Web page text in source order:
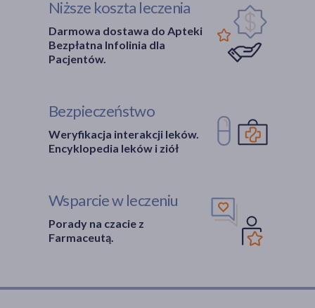
Niższe koszta leczenia
Darmowa dostawa do Apteki
Bezpłatna Infolinia dla
Pacjentów.
Bezpieczeństwo
Weryfikacja interakcji leków.
Encyklopedia leków i ziół
Wsparcie w leczeniu
Porady na czacie z
Farmaceutą.